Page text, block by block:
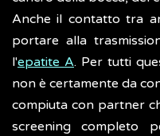
Anche il contatto tra
portare alla
l'epatite A. Per tutti
non è certamente da
compiuta con partner
screening completo